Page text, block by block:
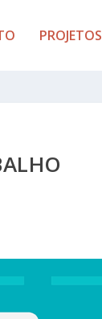
PROJETOS